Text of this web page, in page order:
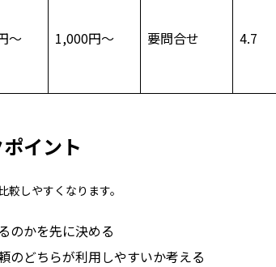
～ 1,000円～ 要問合せ 4.7
イント
しやすくなります。
のかを先に決める
のどちらが利用しやすいか考える